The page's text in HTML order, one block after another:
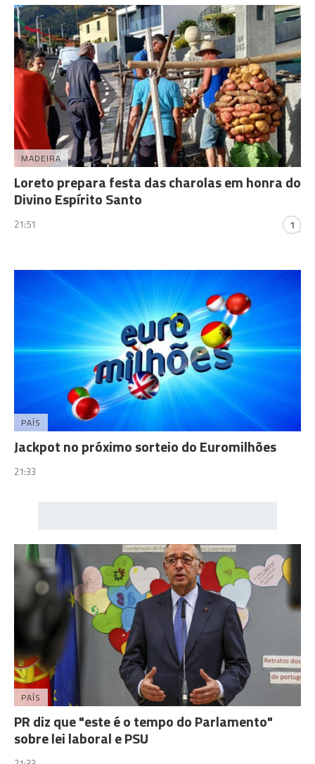
MADEIRA
Loreto prepara festa das charolas em honra do
Divino Espírito Santo
21:51 1
PAÍS
Jackpot no próximo sorteio do Euromilhões
21:33
PAÍS
PR diz que "este é o tempo do Parlamento"
sobre lei laboral e PSU